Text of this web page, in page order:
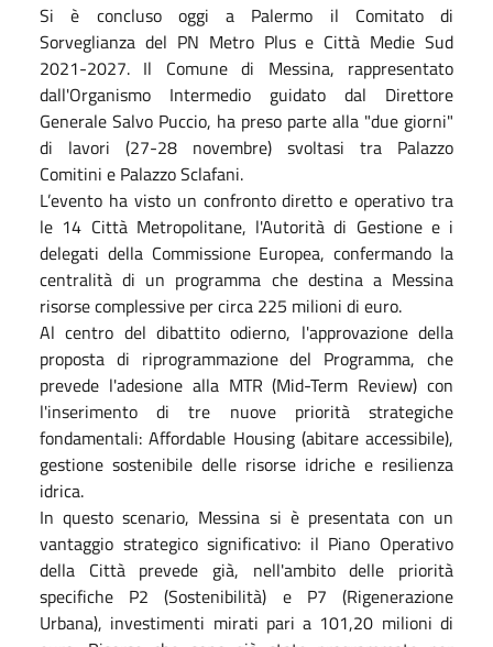
Si è concluso oggi a Palermo il Comitato di
Sorveglianza del PN Metro Plus e Città Medie Sud
2021-2027. Il Comune di Messina, rappresentato
dall'Organismo Intermedio guidato dal Direttore
Generale Salvo Puccio, ha preso parte alla "due giorni"
di lavori (27-28 novembre) svoltasi tra Palazzo
Comitini e Palazzo Sclafani.
L’evento ha visto un confronto diretto e operativo tra
le 14 Città Metropolitane, l'Autorità di Gestione e i
delegati della Commissione Europea, confermando la
centralità di un programma che destina a Messina
risorse complessive per circa 225 milioni di euro.
Al centro del dibattito odierno, l'approvazione della
proposta di riprogrammazione del Programma, che
prevede l'adesione alla MTR (Mid-Term Review) con
l'inserimento di tre nuove priorità strategiche
fondamentali: Affordable Housing (abitare accessibile),
gestione sostenibile delle risorse idriche e resilienza
idrica.
In questo scenario, Messina si è presentata con un
vantaggio strategico significativo: il Piano Operativo
della Città prevede già, nell'ambito delle priorità
specifiche P2 (Sostenibilità) e P7 (Rigenerazione
Urbana), investimenti mirati pari a 101,20 milioni di